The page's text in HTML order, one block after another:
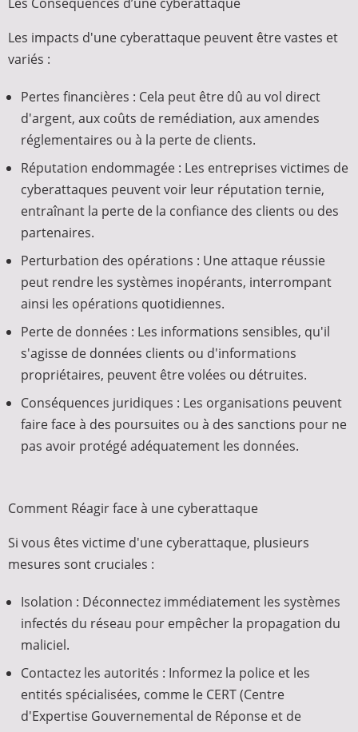
Les impacts d'une cyberattaque peuvent être vastes et
variés :
Pertes financières : Cela peut être dû au vol direct
d'argent, aux coûts de remédiation, aux amendes
réglementaires ou à la perte de clients.
Réputation endommagée : Les entreprises victimes de
cyberattaques peuvent voir leur réputation ternie,
entraînant la perte de la confiance des clients ou des
partenaires.
Perturbation des opérations : Une attaque réussie
peut rendre les systèmes inopérants, interrompant
ainsi les opérations quotidiennes.
Perte de données : Les informations sensibles, qu'il
s'agisse de données clients ou d'informations
propriétaires, peuvent être volées ou détruites.
Conséquences juridiques : Les organisations peuvent
faire face à des poursuites ou à des sanctions pour ne
pas avoir protégé adéquatement les données.
Comment Réagir face à une cyberattaque
Si vous êtes victime d'une cyberattaque, plusieurs
mesures sont cruciales :
Isolation : Déconnectez immédiatement les systèmes
infectés du réseau pour empêcher la propagation du
maliciel.
Contactez les autorités : Informez la police et les
entités spécialisées, comme le CERT (Centre
d'Expertise Gouvernemental de Réponse et de